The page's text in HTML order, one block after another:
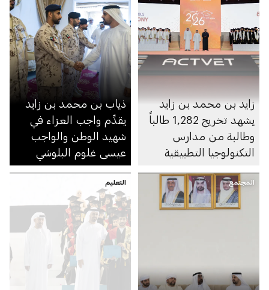
زايد بن محمد بن زايد
يشهد تخريج 1,282 طالباً
وطالبة من مدارس
التكنولوجيا التطبيقية
ذياب بن محمد بن زايد
يقدِّم واجب العزاء في
شهيد الوطن والواجب
عيسى غلوم البلوشي
المجتمع التعليم